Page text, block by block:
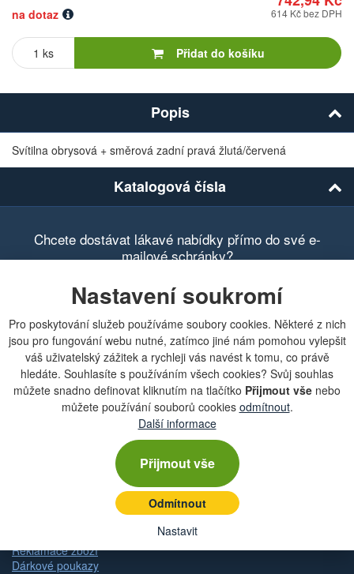
Nastavení soukromí
Pro poskytování služeb používáme soubory cookies. Některé z nich
jsou pro fungování webu nutné, zatímco jiné nám pomohou vylepšit
váš uživatelský zážitek a rychleji vás navést k tomu, co právě
hledáte. Souhlasíte s používáním všech cookies? Svůj souhlas
můžete snadno definovat kliknutím na tlačítko Přijmout vše nebo
můžete používání souborů cookies odmítnout.
Další informace
Přijmout vše
Odmítnout
Nastavit
na dotaz 614 Kč bez DPH
Počet
Přidat do košíku
Popis
Svítilna obrysová + směrová zadní pravá žlutá/červená
Katalogová čísla
Chcete dostávat lákavé nabídky přímo do své e-
mailové schránky?
Zobrazit aktuální newsletter
Rychlá navigace
Zásady ochrany osobních údajů (GDPR)
Odstoupení od kupní smlouvy
Reklamace zboží
Dárkové poukazy